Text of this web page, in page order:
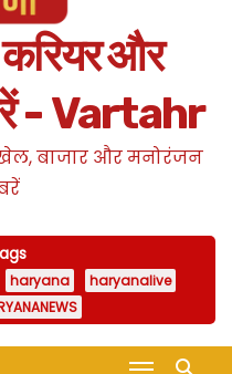
और
- Vartahr
खेल, बाजार और मनोरंजन
haryana
haryanalive